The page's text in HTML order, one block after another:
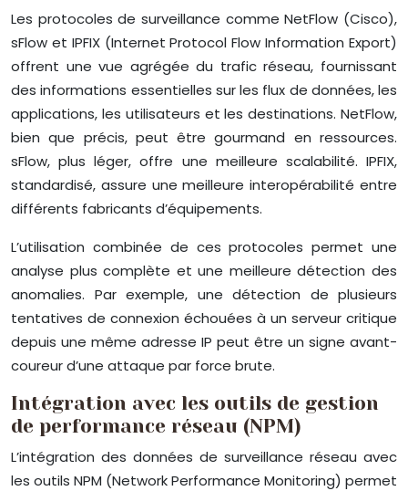
Les protocoles de surveillance comme NetFlow (Cisco),
sFlow et IPFIX (Internet Protocol Flow Information Export)
offrent une vue agrégée du trafic réseau, fournissant
des informations essentielles sur les flux de données, les
applications, les utilisateurs et les destinations. NetFlow,
bien que précis, peut être gourmand en ressources.
sFlow, plus léger, offre une meilleure scalabilité. IPFIX,
standardisé, assure une meilleure interopérabilité entre
différents fabricants d’équipements.
L’utilisation combinée de ces protocoles permet une
analyse plus complète et une meilleure détection des
anomalies. Par exemple, une détection de plusieurs
tentatives de connexion échouées à un serveur critique
depuis une même adresse IP peut être un signe avant-
coureur d’une attaque par force brute.
Intégration avec les outils de gestion
de performance réseau (NPM)
L’intégration des données de surveillance réseau avec
les outils NPM (Network Performance Monitoring) permet